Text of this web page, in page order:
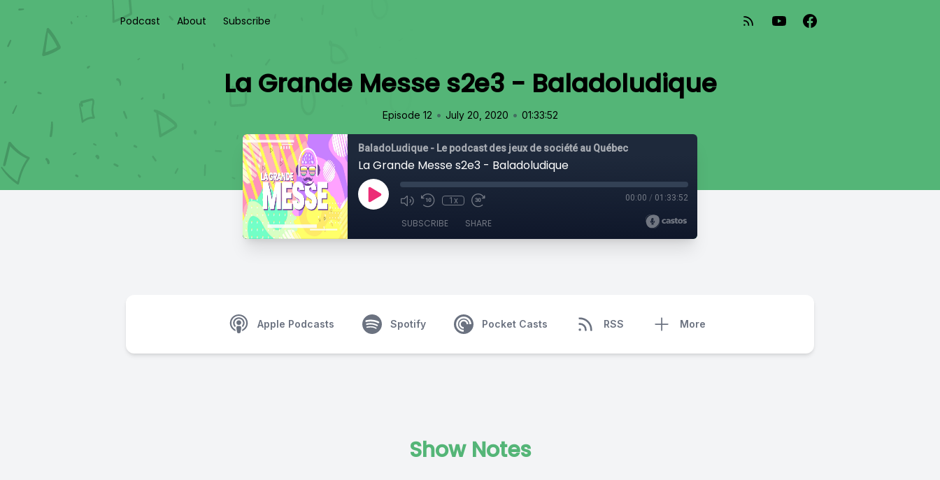
Podcast About Subscribe
La Grande Messe s2e3 - Baladoludique
Episode 12 • July 20, 2020 • 01:33:52
BaladoLudique - Le podcast des jeux de société au Québec
La Grande Messe s2e3 - Baladoludique
1x 00:00 / 01:33:52
SUBSCRIBE SHARE
Apple Podcasts Spotify Pocket Casts RSS More
Show Notes